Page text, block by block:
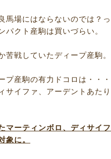
馬場にはならないのでは？っ
パクト産駒は買いづらい。
苦戦していたディープ産駒。
プ産駒の有力ドコロは・・・
サイファ、アーデントあたり
マーティンボロ、ディサイ
象に。